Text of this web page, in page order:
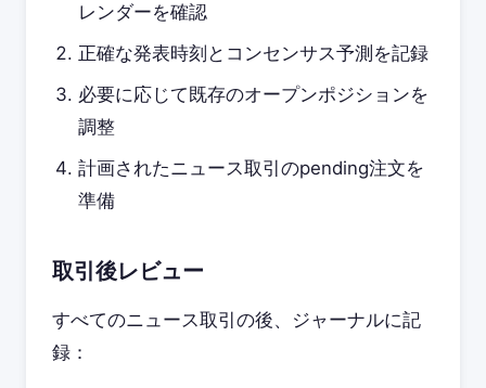
レンダーを確認
正確な発表時刻とコンセンサス予測を記録
必要に応じて既存のオープンポジションを
調整
計画されたニュース取引のpending注文を
準備
取引後レビュー
すべてのニュース取引の後、ジャーナルに記
録：